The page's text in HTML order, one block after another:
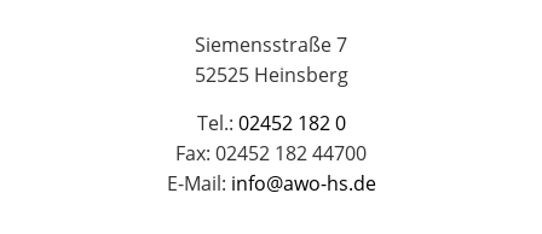
Siemensstraße 7
52525 Heinsberg
Tel.: 02452 182 0
Fax: 02452 182 44700
E-Mail: info@awo-hs.de